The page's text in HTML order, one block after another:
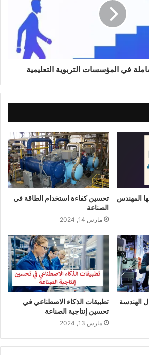
في المؤسسات التربوية التعليمية
المهندس
تحسين كفاءة استخدام الطاقة في
الصناعة
مارس 14, 2024
الهندسة
تطبيقات الذكاء الاصطناعي في
تحسين إنتاجية الصناعة
مارس 13, 2024